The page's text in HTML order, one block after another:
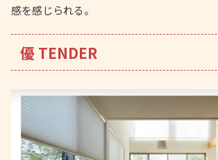
感を感じられる。
優 TENDER